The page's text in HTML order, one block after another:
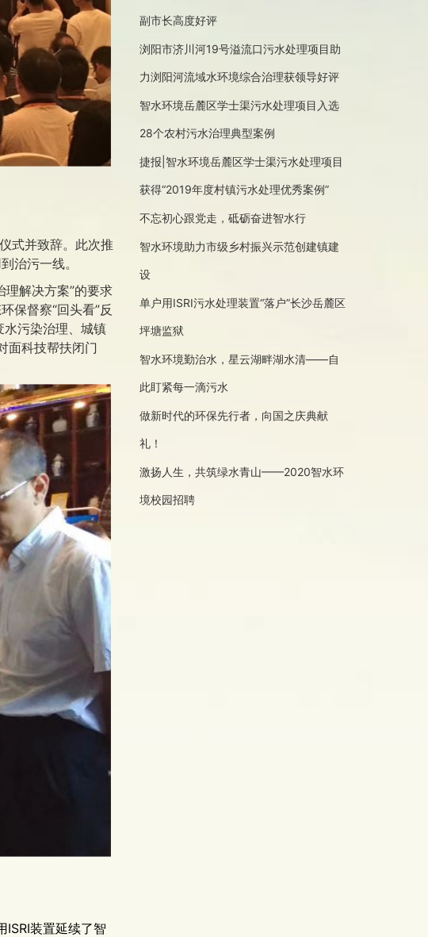
式并致辞。此次推
治污一线。
解决方案”的要求
保督察“回头看”反
污染治理、城镇
面科技帮扶闭门
ISRI装置延续了智
副市长高度好评
浏阳市济川河19号溢流口污水处理项目助
力浏阳河流域水环境综合治理获领导好评
智水环境岳麓区学士渠污水处理项目入选
28个农村污水治理典型案例
捷报|智水环境岳麓区学士渠污水处理项目
获得“2019年度村镇污水处理优秀案例”
不忘初心跟党走，砥砺奋进智水行
智水环境助力市级乡村振兴示范创建镇建
设
单户用ISRI污水处理装置“落户”长沙岳麓区
坪塘监狱
智水环境勤治水，星云湖畔湖水清——自
此盯紧每一滴污水
做新时代的环保先行者，向国之庆典献
礼！
激扬人生，共筑绿水青山——2020智水环
境校园招聘